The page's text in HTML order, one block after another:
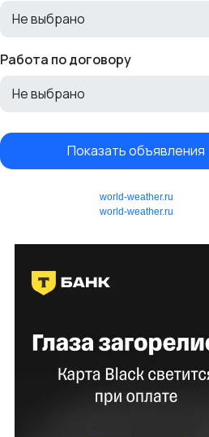
Не выбрано
Работа по договору
Не выбрано
Показать объявления
world-weather.ru
world-weather.ru